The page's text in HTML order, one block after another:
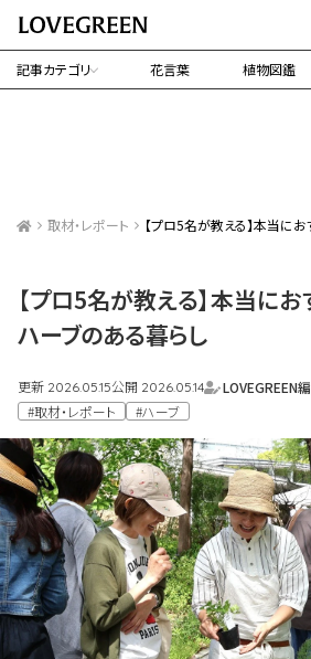
記事カテゴリ 花言葉 植物図鑑
取材・レポート 【プロ5名が教える】本当に
【プロ5名が教える】本当にお
ハーブのある暮らし
更新 2026.05.15公開 2026.05.14
LOVEGREEN
#取材・レポート
#ハーブ